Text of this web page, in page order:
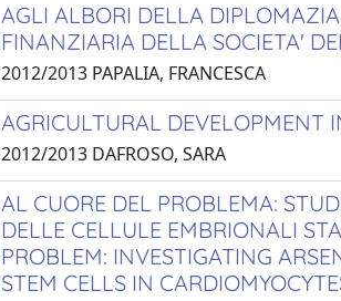
AGLI ALBORI DELLA
FINANZIARIA DELLA SOCIETA'
2012/2013 PAPALIA, FRANCESCA
AGRICULTURAL DEVELOPMENT
2012/2013 DAFROSO, SARA
AL CUORE DEL PROBLEMA:
DELLE CELLULE EMBRIONALI
PROBLEM: INVESTIGATING
STEM CELLS IN